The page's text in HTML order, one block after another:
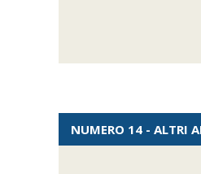
NUMERO 14 - ALTRI